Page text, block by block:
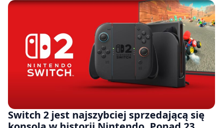
Switch 2 jest najszybciej sprzedającą się